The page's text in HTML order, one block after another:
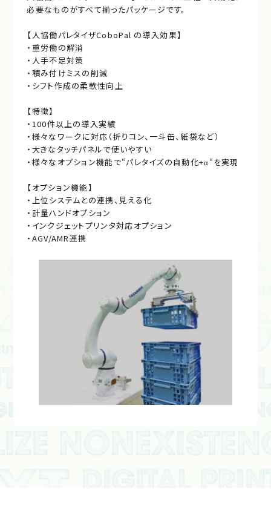
必要なものがすべて揃ったパッケージです。
【人協働パレタイザCoboPal の導入効果】
・重労働の解消
・人手不足対策
・積み付けミスの削減
・シフト作成の柔軟性向上
【特徴】
・100件以上の導入実績
・様々なワークに対応（折りコン、一斗缶、紙袋など）
・大きなタッチパネルで使いやすい
・様々なオプション機能で“パレタイズの自動化+α“を実現
【オプション機能】
・上位システムとの連携、見える化
・計量ハンドオプション
・インクジェットプリンタ対応オプション
・AGV/AMR連携